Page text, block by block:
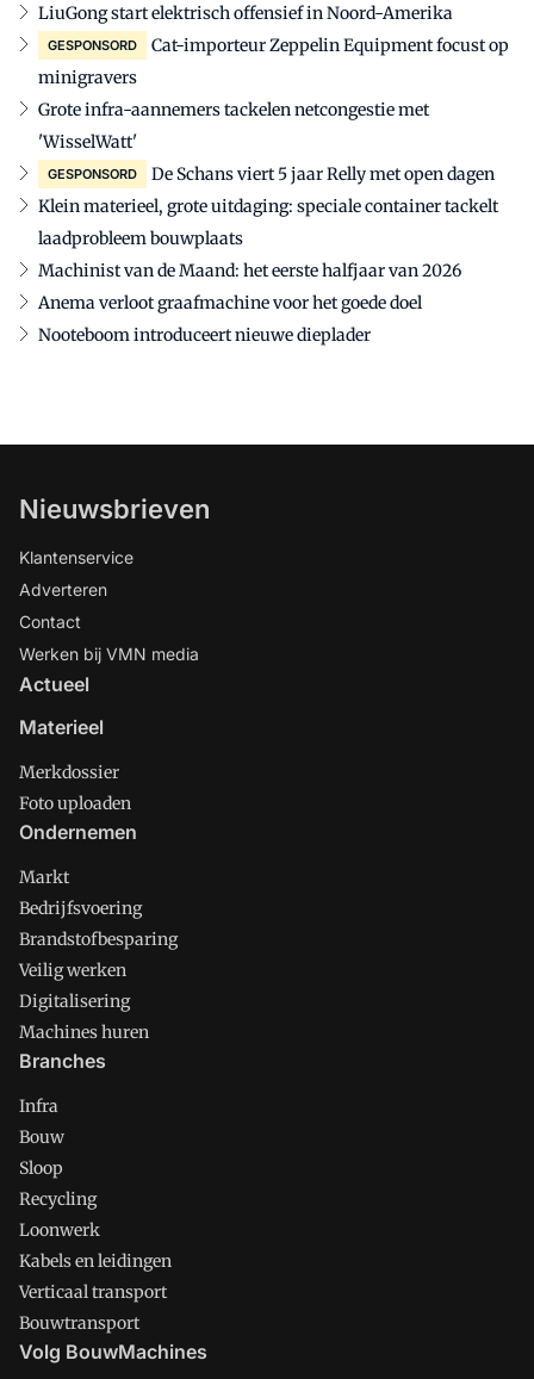
LiuGong start elektrisch offensief in Noord-Amerika
GESPONSORD
Cat-importeur Zeppelin Equipment focust op
minigravers
Grote infra-aannemers tackelen netcongestie met
'WisselWatt'
GESPONSORD
De Schans viert 5 jaar Relly met open dagen
Klein materieel, grote uitdaging: speciale container tackelt
laadprobleem bouwplaats
Machinist van de Maand: het eerste halfjaar van 2026
Anema verloot graafmachine voor het goede doel
Nooteboom introduceert nieuwe dieplader
Nieuwsbrieven
Klantenservice
Adverteren
Contact
Werken bij VMN media
Actueel
Materieel
Merkdossier
Foto uploaden
Ondernemen
Markt
Bedrijfsvoering
Brandstofbesparing
Veilig werken
Digitalisering
Machines huren
Branches
Infra
Bouw
Sloop
Recycling
Loonwerk
Kabels en leidingen
Verticaal transport
Bouwtransport
Volg BouwMachines